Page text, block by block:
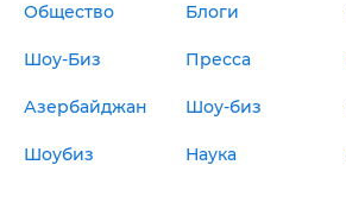
Общество Блоги
Шоу-Биз Пресса
Азербайджан Шоу-биз
Шоубиз Наука